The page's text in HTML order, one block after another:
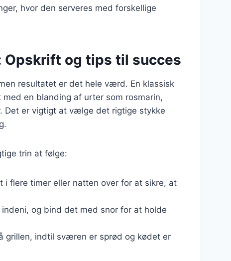
hvor den serveres med forskellige
Opskrift og tips til succes
resultatet er det hele værd. En klassisk
en blanding af urter som rosmarin,
Det er vigtigt at vælge det rigtige stykke
trin at følge:
i flere timer eller natten over for at sikre, at
og bind det med snor for at holde
grillen, indtil sværen er sprød og kødet er